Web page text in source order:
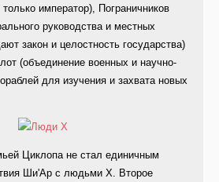
император), Пограничников
руководства и местных
закон и целостность государства)
(объединение военных и научно-
для изучения и захвата новых
Циклопа не стал единичным
Ши'Ар с людьми Х. Второе